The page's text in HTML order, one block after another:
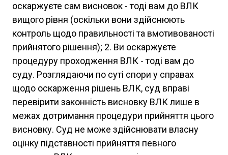
оскаржуєте сам висновок - тоді вам до ВЛК
вищого рівня (оскільки вони здійснюють
контроль щодо правильності та вмотивованості
прийнятого рішення); 2. Ви оскаржуєте
процедуру проходження ВЛК - тоді вам до
суду. Розглядаючи по суті спори у справах
щодо оскарження рішень ВЛК, суд вправі
перевірити законність висновку ВЛК лише в
межах дотримання процедури прийняття цього
висновку. Суд не може здійснювати власну
оцінку підставності прийняття певного